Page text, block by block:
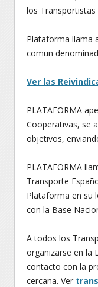
los Transportistas
Plataforma llama
comun
Ver las
PLATAFORMA
Cooperativas, se
objetivos,
PLATAFORMA
Transporte
Plataforma en su
con la Base
A todos los
organizarse en la
contacto con la
cercana. Ver